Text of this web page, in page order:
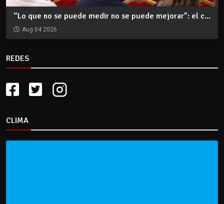
“Lo que no se puede medir no se puede mejorar”: el c...
Aug 04 2026
REDES
CLIMA